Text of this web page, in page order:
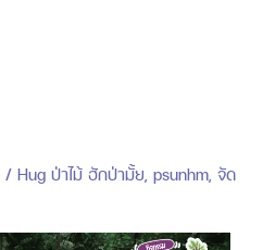
/ Hug ป่าไม้ ฮักป่ามั้ย, psunhm, จัด